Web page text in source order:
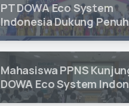
PT DOWA Eco System
Indonesia Dukung
ANAK MEGILAN 2026
untuk Pengembangan
Sepak Bola Usia Dini
Mahasiswa PPNS
DOWA Eco System
Belajar Pengolahan